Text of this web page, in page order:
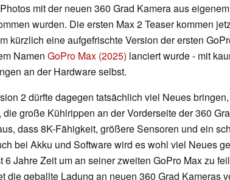
mit der neuen 360 Grad Kamera aus
wurden. Die ersten Max 2 Teaser kommen
kürzlich eine aufgefrischte Version der ersten
Namen GoPro Max (2025) lanciert wurde - mit
an der Hardware selbst.
2 dürfte dagegen tatsächlich viel Neues
die große Kühlrippen an der Vorderseite der 360
dass 8K-Fähigkeit, größere Sensoren und ein
bei Akku und Software wird es wohl viel Neues
6 Jahre Zeit um an seiner zweiten GoPro Max zu
die geballte Ladung an neuen 360 Grad Kameras